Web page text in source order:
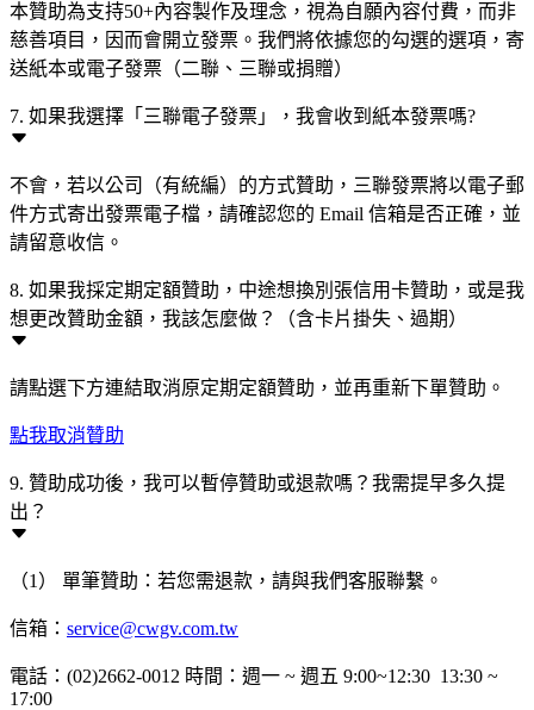
本贊助為支持50+內容製作及理念，視為自願內容付費，而非
慈善項目，因而會開立發票。我們將依據您的勾選的選項，寄
送紙本或電子發票（二聯、三聯或捐贈）
7. 如果我選擇「三聯電子發票」，我會收到紙本發票嗎?
不會，若以公司（有統編）的方式贊助，三聯發票將以電子郵
件方式寄出發票電子檔，請確認您的 Email 信箱是否正確，並
請留意收信。
8. 如果我採定期定額贊助，中途想換別張信用卡贊助，或是我
想更改贊助金額，我該怎麼做？（含卡片掛失、過期）
請點選下方連結取消原定期定額贊助，並再重新下單贊助。
點我取消贊助
9. 贊助成功後，我可以暫停贊助或退款嗎？我需提早多久提
出？
（1） 單筆贊助：若您需退款，請與我們客服聯繫。
信箱： service@cwgv.com.tw
電話：(02)2662-0012 時間：週一 ~ 週五 9:00~12:30 13:30 ~
17:00